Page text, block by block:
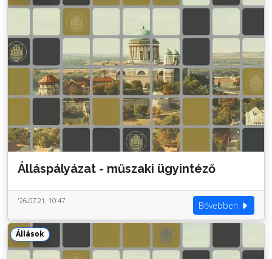
Álláspályázat - műszaki ügyintéző
'26.07.21. 10:47 Bővebben
Állások